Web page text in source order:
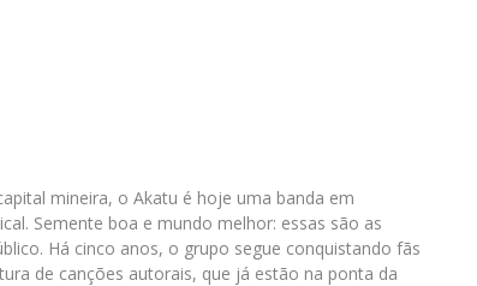
mineira, o Akatu é hoje uma banda em
Semente boa e mundo melhor: essas são as
Há cinco anos, o grupo segue conquistando fãs
de canções autorais, que já estão na ponta da